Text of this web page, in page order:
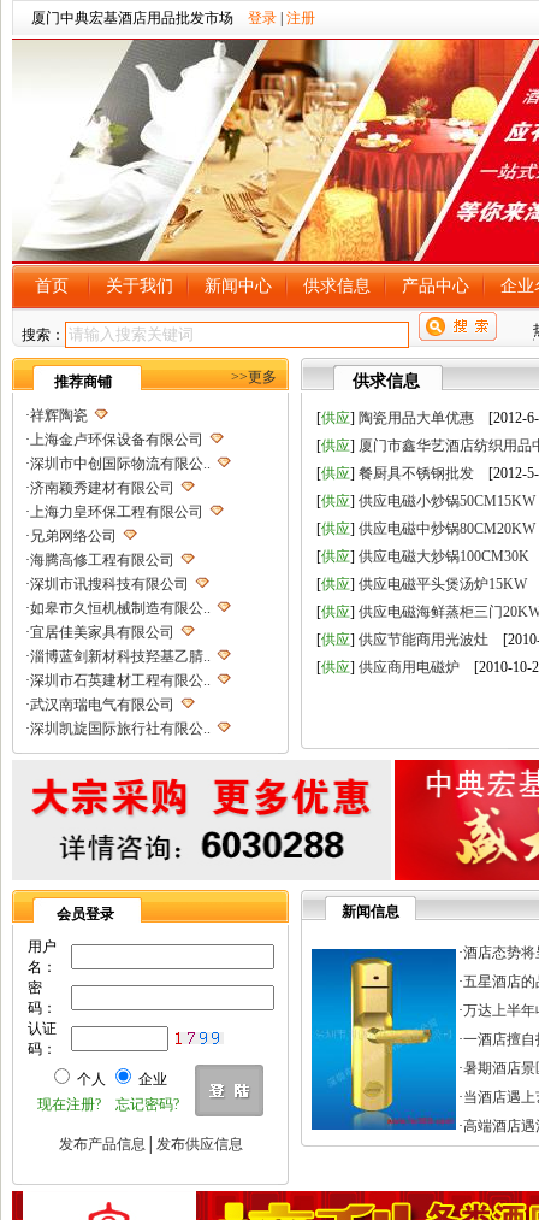
厦门中典宏基酒店用品批发市场 登录 注册
首页 关于我们 新闻中心 供求信息 产品中心 企业
搜索：
推荐商铺 >>更多
·祥辉陶瓷
·上海金卢环保设备有限公司
·深圳市中创国际物流有限公..
·济南颖秀建材有限公司
·上海力皇环保工程有限公司
· 兄弟网络公司
·海腾高修工程有限公司
·深圳市讯搜科技有限公司
·如皋市久恒机械制造有限公..
·宜居佳美家具有限公司
·淄博蓝剑新材科技羟基乙腈..
·深圳市石英建材工程有限公..
·武汉南瑞电气有限公司
·深圳凯旋国际旅行社有限公..
·重庆天鹰起重机械有限公司
宁波高新区克法拉电子科技..
内蒙古铁骑村
香港欧世敦集团有限公司
·苏州朗玛过滤器材有限公司
·聊城正亿金属材料有限公司
·巩义市国华耐火材料厂
·河南省华升矿机有限公司
·高锋新颖建材（苏州）有限..
·广州劲封行工程机械有限公..
·西安旭航电子科技有限公司
四川亿舟电器设备有限公司
巩义市瑞祥供水材料有限公..
济南云畅网络技术有限公司
洛阳大泉水处理设备有限公..
·郑州大沽贸易有限公司
东莞市立达信皮革有限公司
供求信息
[供应] 陶瓷用品大单优惠 [2012-
[供应] 厦门市鑫华艺酒店纺织用品
[供应] 餐厨具不锈钢批发 [2012-
[供应] 供应电磁小炒锅50CM15KW
[供应] 供应电磁中炒锅80CM20KW
[供应] 供应电磁大炒锅100CM30K
[供应] 供应电磁平头煲汤炉15KW
[供应] 供应电磁海鲜蒸柜三门
[供应] 供应节能商用光波灶
[供应] 供应商用电磁炉 [2010-10-
会员登录
用户
名：
密
码：
认证
码：
个人
企业
现在注册?
忘记密码?
发布产品信息 发布供应信息
新闻信息
·酒店态势
·五星酒店
·万达上半
·一酒店擅自
·暑期酒店景
·当酒店遇
·高端酒店